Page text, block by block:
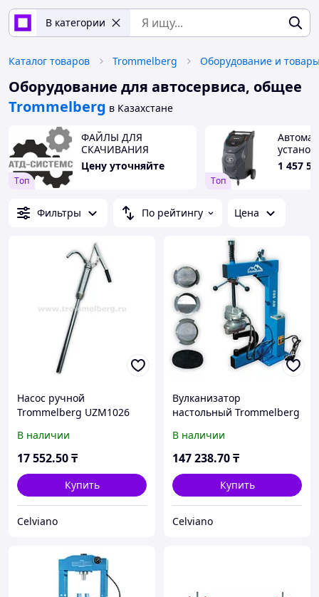
В категории
Каталог товаров Trommelberg
Оборудование для автосервиса, общее
Trommelberg в Казахстане
Tоп
ФАЙЛЫ ДЛЯ
СКАЧИВАНИЯ
Цену уточняйте
Tоп
1 457
Фильтры По рейтингу Цена
Насос ручной
Trommelberg UZM1026
В наличии
17 552.50₸
Купить
Celviano
Вулканизатор
настольный Trommelberg
В наличии
147 238.70₸
Купить
Celviano